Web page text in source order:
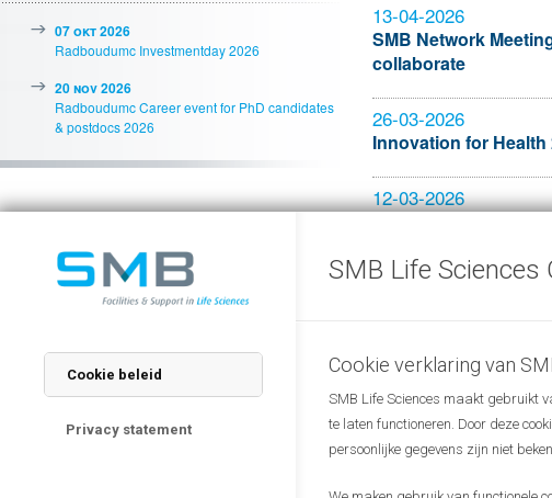
13-04-2026
SMB Network
collaborate
26-03-2026
Innovation for Health
12-03-2026
05-03-2026
12-11-2025
BANN, Business
31-10-2025
Career event for
07 okt 2026
Radboudumc Investmentday 2026
20 nov 2026
Radboudumc Career event for PhD candidates
& postdocs 2026
SMB Life Sciences
Cookie beleid
Privacy statement
Cookie verklaring van
SMB Life Sciences maakt gebruikt
te laten functioneren. Door deze
persoonlijke gegevens zijn niet